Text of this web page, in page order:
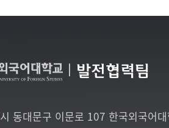
발전협력팀
동대문구 이문로 107 한국외국어